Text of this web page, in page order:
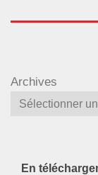
Archives
En